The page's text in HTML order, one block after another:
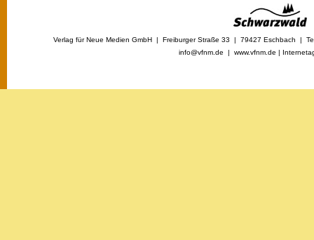
Verlag für Neue Medien GmbH | Freiburger Straße 33 | 79427 Eschbach |
info@vfnm.de | www.vfnm.de |